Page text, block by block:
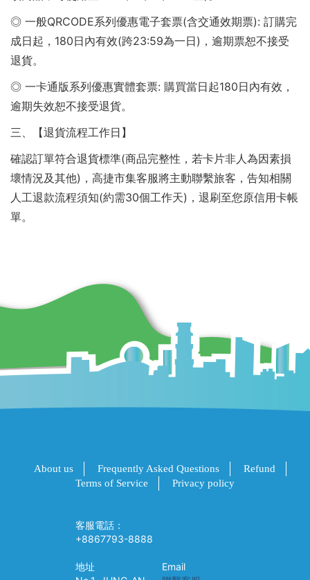
◎ 一般QRCODE系列優惠電子套票(含交通效期票): 訂購完
成日起，180日內有效(跨23:59為一日)，逾期票恕不接受
退貨。
◎ 一卡通版系列優惠實體套票: 購買當日起180日內有效，
逾期失效恕不接受退貨。
三、【退貨流程工作日】
確認訂單符合退貨標準(商品完整性，若卡片非人為因素損
壞情況及其他)，高捷市集客服將主動聯繫旅客，告知相關
人工退款流程須知(約需30個工作天)，退刷至您原信用卡帳
單。
About us Frequently Asked Questions
Refund
Terms of Service
Privacy policy
客服電話：
+8867793-8888
地址
Email